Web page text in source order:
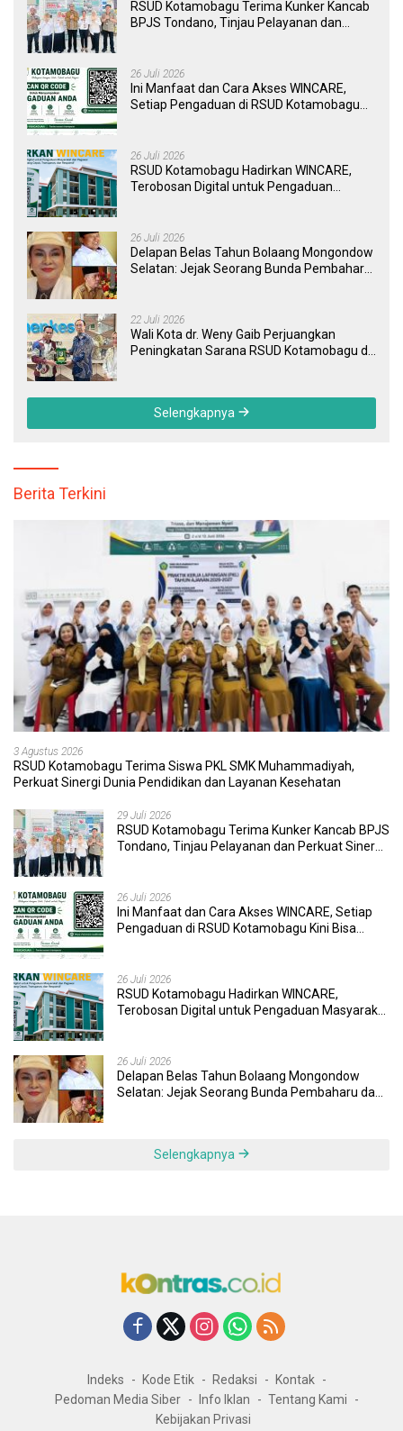
RSUD Kotamobagu Terima Kunker Kancab
BPJS Tondano, Tinjau Pelayanan dan
26 Juli 2026
Ini Manfaat dan Cara Akses WINCARE,
Setiap Pengaduan di RSUD Kotamobagu
26 Juli 2026
RSUD Kotamobagu Hadirkan WINCARE,
Terobosan Digital untuk Pengaduan
26 Juli 2026
Delapan Belas Tahun Bolaang Mongondow
Selatan: Jejak Seorang Bunda Pembaharu
22 Juli 2026
Wali Kota dr. Weny Gaib Perjuangkan
Peningkatan Sarana RSUD Kotamobagu di
Selengkapnya
Berita Terkini
3 Agustus 2026
RSUD Kotamobagu Terima Siswa PKL SMK Muhammadiyah,
Perkuat Sinergi Dunia Pendidikan dan Layanan Kesehatan
29 Juli 2026
RSUD Kotamobagu Terima Kunker Kancab BPJS
Tondano, Tinjau Pelayanan dan Perkuat Sinergi
26 Juli 2026
Ini Manfaat dan Cara Akses WINCARE, Setiap
Pengaduan di RSUD Kotamobagu Kini Bisa
26 Juli 2026
RSUD Kotamobagu Hadirkan WINCARE,
Terobosan Digital untuk Pengaduan Masyarakat
26 Juli 2026
Delapan Belas Tahun Bolaang Mongondow
Selatan: Jejak Seorang Bunda Pembaharu dan
Selengkapnya
Indeks Kode Etik Redaksi
Kontak
Pedoman Media Siber
Info Iklan
Tentang Kami
Kebijakan Privasi